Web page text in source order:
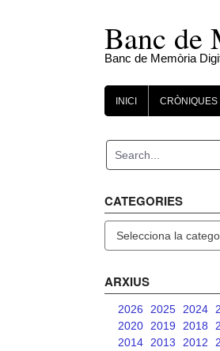
Banc de
Banc de Memòria
INICI
CATEGORIES
ARXIUS
2026 2025 2024
2020
2019 2018
2014
2013 2012